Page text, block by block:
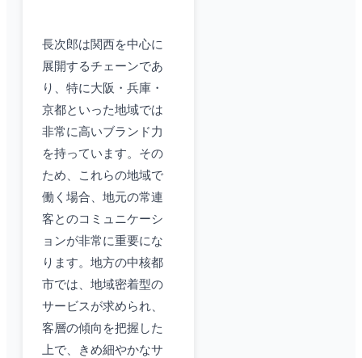
長次郎は関西を中心に
展開するチェーンであ
り、特に大阪・兵庫・
京都といった地域では
非常に高いブランド力
を持っています。その
ため、これらの地域で
働く場合、地元の常連
客とのコミュニケーシ
ョンが非常に重要にな
ります。地方の中核都
市では、地域密着型の
サービスが求められ、
客層の傾向を把握した
上で、きめ細やかなサ